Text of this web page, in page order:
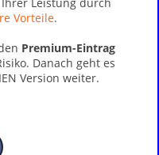
Vorteile.
Premium-Eintrag
Danach geht es
Version weiter.